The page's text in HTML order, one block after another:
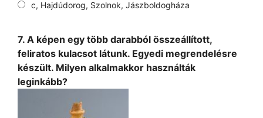
c, Hajdúdorog, Szolnok, Jászboldogháza
7. A képen egy több darabból összeállított,
feliratos kulacsot látunk. Egyedi megrendelésre
készült. Milyen alkalmakkor használták
leginkább?